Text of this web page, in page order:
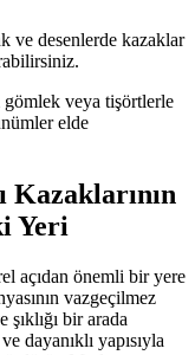
ve desenlerde kazaklar
gömlek veya tişörtlerle
elde
Kazaklarının
Yeri
açıdan önemli bir yere
vazgeçilmez
bir arada
dayanıklı yapısıyla